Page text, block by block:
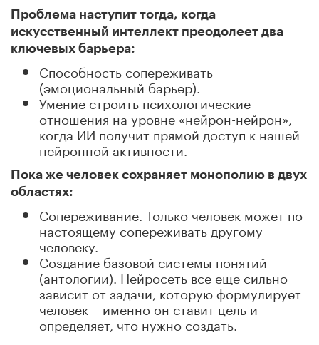
Проблема наступит тогда, когда
искусственный интеллект преодолеет два
ключевых барьера:
Способность сопереживать
(эмоциональный барьер).
Умение строить психологические
отношения на уровне «нейрон-нейрон»,
когда ИИ получит прямой доступ к нашей
нейронной активности.
Пока же человек сохраняет монополию в двух
областях:
Сопереживание. Только человек может по-
настоящему сопереживать другому
человеку.
Создание базовой системы понятий
(антологии). Нейросеть все еще сильно
зависит от задачи, которую формулирует
человек – именно он ставит цель и
определяет, что нужно создать.